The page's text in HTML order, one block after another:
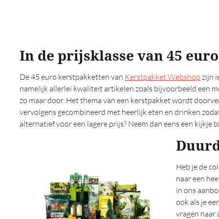
Outdoor (0)
Pannenkoeken (0)
Persoonlijk (0)
Pizza (0)
Populaire (0)
Premium (0)
Relax (0)
Strand (0)
Streekproducten (0)
Tapas (0)
In de prijsklasse van 45 euro
De 45 euro kerstpakketten van Kerstpakket Webshop zijn
namelijk allerlei kwaliteit artikelen zoals bijvoorbeeld een
zo maar door. Het thema van een kerstpakket wordt
vervolgens gecombineerd met heerlijk eten en drinken
alternatief voor een lagere prijs? Neem dan eens een kijkje
Heb je de
naar een
in ons
ook als je
vragen naar